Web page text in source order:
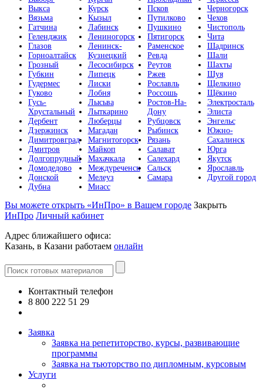
Выкса
Вязьма
Гатчина
Геленджик
Глазов
Горноалтайск
Грозный
Губкин
Гудермес
Гуково
Гусь-
Хрустальный
Дербент
Дзержинск
Димитровград
Дмитров
Долгопрудный
Домодедово
Донской
Дубна
Курск
Кызыл
Лабинск
Лениногорск
Ленинск-
Кузнецкий
Лесосибирск
Липецк
Лиски
Лобня
Лысьва
Лыткарино
Люберцы
Магадан
Магнитогорск
Майкоп
Махачкала
Междуреченск
Мелеуз
Миасс
Псков
Путилково
Пушкино
Пятигорск
Раменское
Ревда
Реутов
Ржев
Рославль
Россошь
Ростов-На-
Дону
Рубцовск
Рыбинск
Рязань
Салават
Салехард
Сальск
Самара
Черногорск
Чехов
Чистополь
Чита
Шадринск
Шали
Шахты
Шуя
Щелкино
Щёкино
Электросталь
Элиста
Энгельс
Южно-
Сахалинск
Юрга
Якутск
Ярославль
Другой город
Вы можете открыть «ИнПро» в Вашем городе Закрыть
ИнПро Личный кабинет
Адрес ближайшего офиса:
Казань, в Казани работаем онлайн
Контактный телефон
8 800 222 51 29
Заявка
Заявка на репетиторство, курсы, развивающие
программы
Заявка на тьюторство по дипломным, курсовым
Услуги